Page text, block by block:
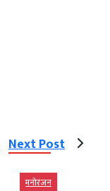
Next Post
मनोरंजन